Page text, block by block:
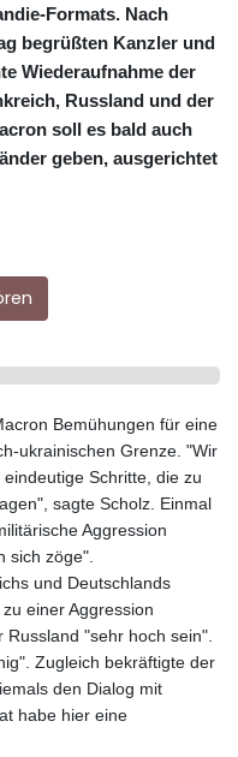
Formats. Nach
begrüßten Kanzler und
Wiederaufnahme der
Russland und der
soll es bald auch
geben, ausgerichtet
Bemühungen für eine
ukrainischen Grenze. "Wir
Schritte, die zu
sagte Scholz. Einmal
Aggression
sich zöge".
und Deutschlands
einer Aggression
"sehr hoch sein".
Zugleich bekräftigte der
den Dialog mit
habe hier eine